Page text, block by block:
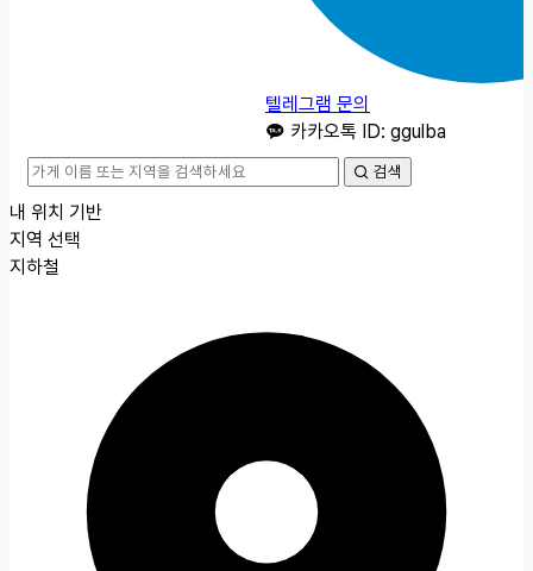
텔레그램 문의
카카오톡 ID: ggulba
검색
내 위치 기반
지역 선택
지하철